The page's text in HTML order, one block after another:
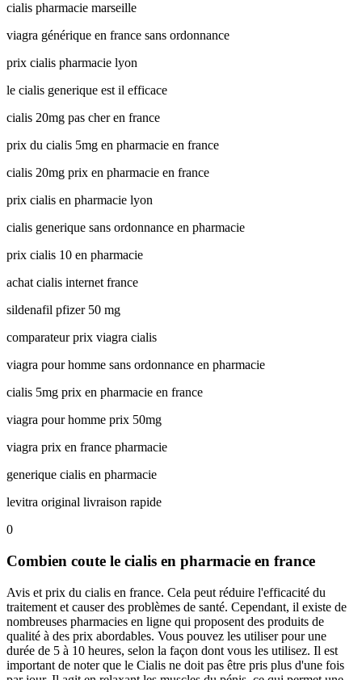
cialis pharmacie marseille
viagra générique en france sans ordonnance
prix cialis pharmacie lyon
le cialis generique est il efficace
cialis 20mg pas cher en france
prix du cialis 5mg en pharmacie en france
cialis 20mg prix en pharmacie en france
prix cialis en pharmacie lyon
cialis generique sans ordonnance en pharmacie
prix cialis 10 en pharmacie
achat cialis internet france
sildenafil pfizer 50 mg
comparateur prix viagra cialis
viagra pour homme sans ordonnance en pharmacie
cialis 5mg prix en pharmacie en france
viagra pour homme prix 50mg
viagra prix en france pharmacie
generique cialis en pharmacie
levitra original livraison rapide
0
Combien coute le cialis en pharmacie en france
Avis et prix du cialis en france. Cela peut réduire l'efficacité du
traitement et causer des problèmes de santé. Cependant, il existe de
nombreuses pharmacies en ligne qui proposent des produits de
qualité à des prix abordables. Vous pouvez les utiliser pour une
durée de 5 à 10 heures, selon la façon dont vous les utilisez. Il est
important de noter que le Cialis ne doit pas être pris plus d'une fois